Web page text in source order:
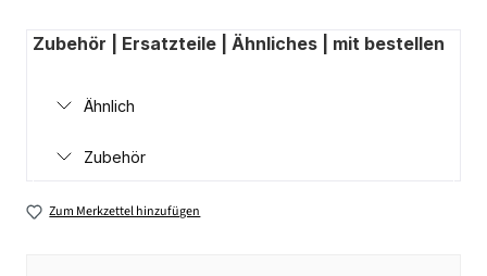
Zubehör | Ersatzteile | Ähnliches | mit bestellen
Ähnlich
Zubehör
Zum Merkzettel hinzufügen